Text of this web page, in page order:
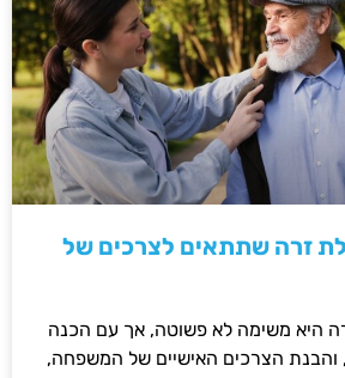
זרה שתתאים לצרכים של
היא משימה לא פשוטה, אך עם הכנה
והבנת הצרכים האישיים של המשפחה,